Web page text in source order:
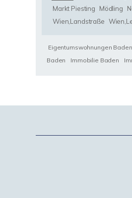
Markt Piesting
Mödling
Wien,Landstraße
Eigentumswohnungen Baden
Baden
Immobilie Baden